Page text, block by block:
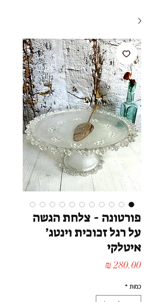
פורטונה - צלחת הגשה
על רגל זכוכית וינטג׳
איטלקי
כמות *